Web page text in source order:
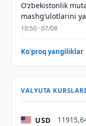
Oʻzbekistonlik
mashgʻulotlarini
10:50 · 07/08
Ko'proq yangiliklar
VALYUTA
USD